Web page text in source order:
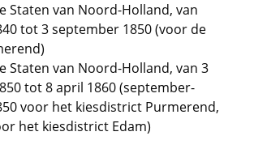
Staten van Noord-Holland, van
tot 3 september 1850 (voor de
Staten van Noord-Holland, van 3
tot 8 april 1860 (september-
voor het kiesdistrict Purmerend,
het kiesdistrict Edam)